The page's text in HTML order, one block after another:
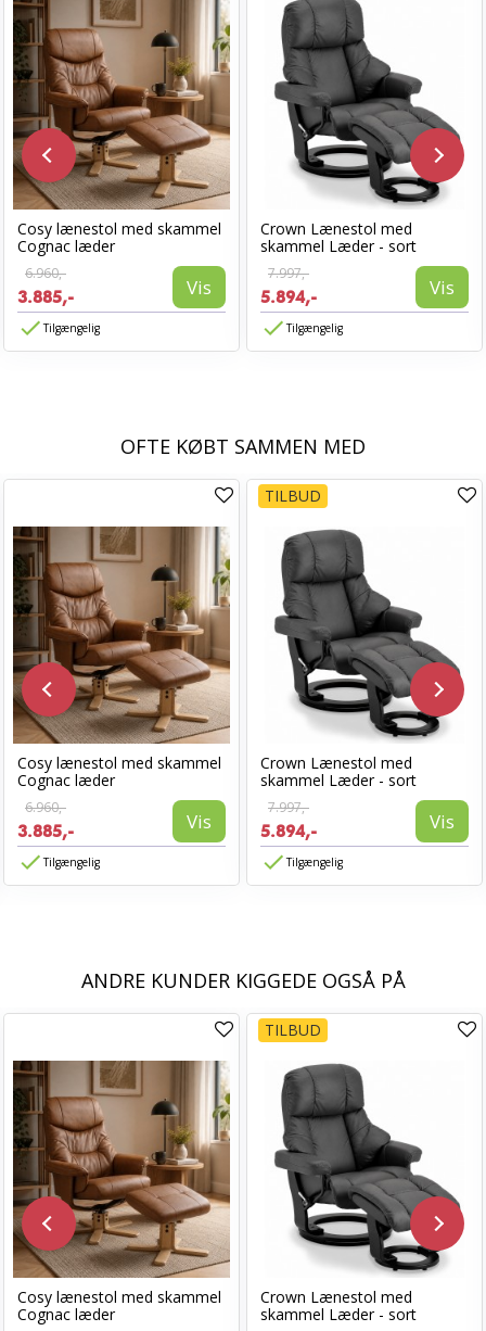
Cosy lænestol med skammel
Cognac læder
6.960,-
3.885,- Vis
Tilgængelig
Crown Lænestol med
skammel Læder - sort
7.997,-
5.894,- Vis
Tilgængelig
OFTE KØBT SAMMEN MED
Cosy lænestol med skammel
Cognac læder
6.960,-
3.885,- Vis
Tilgængelig
TILBUD
Crown Lænestol med
skammel Læder - sort
7.997,-
5.894,- Vis
Tilgængelig
ANDRE KUNDER KIGGEDE OGSÅ PÅ
Cosy lænestol med skammel
Cognac læder
TILBUD
Crown Lænestol med
skammel Læder - sort